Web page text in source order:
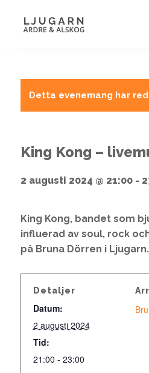
Detta evenemang har
King Kong –
2 augusti 2024 @ 21:00-
King Kong, bandet som
influerad av soul, rock
på Bruna Dörren i Ljugarn.
Detaljer
Datum:
2 augusti 2024
Tid:
21:00 - 23:00